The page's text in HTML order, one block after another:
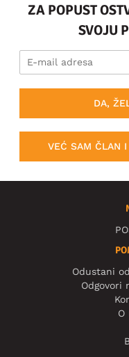
ZA POPUST
SVOJU
DA,
VEĆ SAM ČLAN
Odustani
Odgovori
O